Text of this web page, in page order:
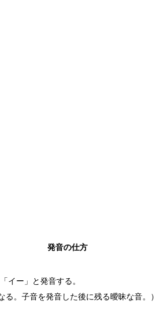
発音の仕方
イー」と発音する。
る。子音を発音した後に残る曖昧な音。）